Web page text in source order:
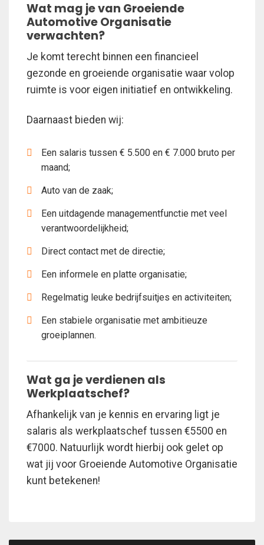
Wat mag je van Groeiende
Automotive Organisatie
verwachten?
Je komt terecht binnen een financieel
gezonde en groeiende organisatie waar volop
ruimte is voor eigen initiatief en ontwikkeling.
Daarnaast bieden wij:
Een salaris tussen € 5.500 en € 7.000 bruto per
maand;
Auto van de zaak;
Een uitdagende managementfunctie met veel
verantwoordelijkheid;
Direct contact met de directie;
Een informele en platte organisatie;
Regelmatig leuke bedrijfsuitjes en activiteiten;
Een stabiele organisatie met ambitieuze
groeiplannen.
Wat ga je verdienen als
Werkplaatschef?
Afhankelijk van je kennis en ervaring ligt je
salaris als werkplaatschef tussen €5500 en
€7000. Natuurlijk wordt hierbij ook gelet op
wat jij voor Groeiende Automotive Organisatie
kunt betekenen!